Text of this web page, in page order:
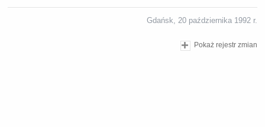
Gdańsk, 20 października 1992 r.
Pokaż rejestr zmian